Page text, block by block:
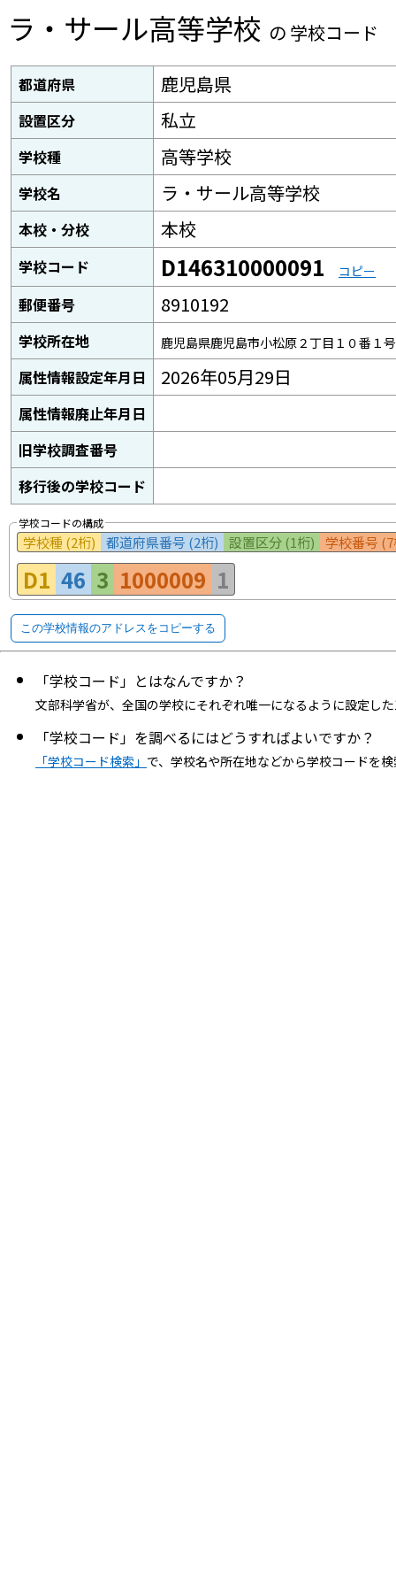
ラ・サール高等学校 の 学校コード
都道府県 鹿児島県
設置区分 私立
学校種 高等学校
学校名 ラ・サール高等学校
本校・分校 本校
学校コード D146310000091 コピー
郵便番号 8910192
学校所在地 鹿児島県鹿児島市小松原２丁目１０番１号
属性情報設定年月日 2026年05月29日
属性情報廃止年月日
旧学校調査番号
移行後の学校コード
学校コードの構成
学校種 (2桁) 都道府県番号 (2桁) 設置区分 (1桁) 学校番号
D1 46 3 1000009 1
この学校情報のアドレスをコピーする
「学校コード」とはなんですか？
文部科学省が、全国の学校にそれぞれ唯一になるように設定し
「学校コード」を調べるにはどうすればよいですか？
「学校コード検索」 で、学校名や所在地などから学校コードを